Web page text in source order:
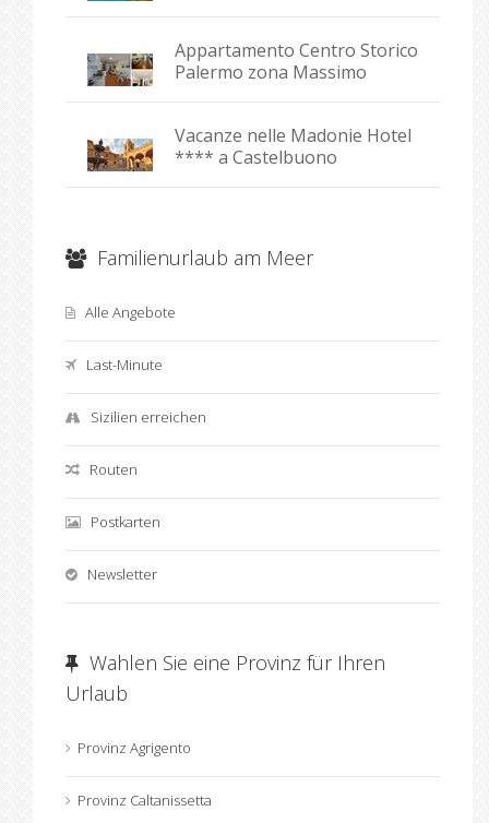
Appartamento Centro Storico
Palermo zona Massimo
Vacanze nelle Madonie Hotel
**** a Castelbuono
Familienurlaub am Meer
Alle Angebote
Last-Minute
Sizilien erreichen
Routen
Postkarten
Newsletter
Wahlen Sie eine Provinz für Ihren
Urlaub
Provinz Agrigento
Provinz Caltanissetta